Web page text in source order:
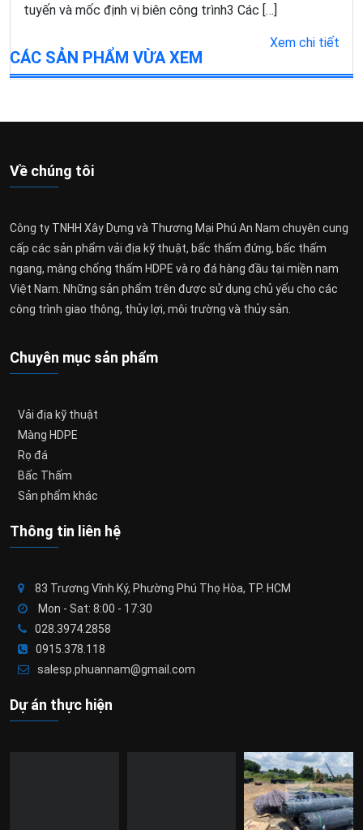
tuyến và mốc định vị biên công trình3 Các […]
Xem chi tiết
CÁC SẢN PHẨM VỪA XEM
Về chúng tôi
Công ty TNHH Xây Dựng và Thương Mại Phú An Nam chuyên cung
cấp các sản phẩm vải địa kỹ thuật, bấc thấm đứng, bấc thấm
ngang, màng chống thấm HDPE và rọ đá hàng đầu tại miền nam
Việt Nam. Những sản phẩm trên được sử dụng chủ yếu cho các
công trình giao thông, thủy lợi, môi trường và thủy sản.
Chuyên mục sản phẩm
Vải địa kỹ thuật
Màng HDPE
Rọ đá
Bấc Thấm
Sản phẩm khác
Thông tin liên hệ
83 Trương Vĩnh Ký, Phường Phú Thọ Hòa, TP. HCM
Mon - Sat: 8:00 - 17:30
028.3974.2858
0915.378.118
salesp.phuannam@gmail.com
Dự án thực hiện